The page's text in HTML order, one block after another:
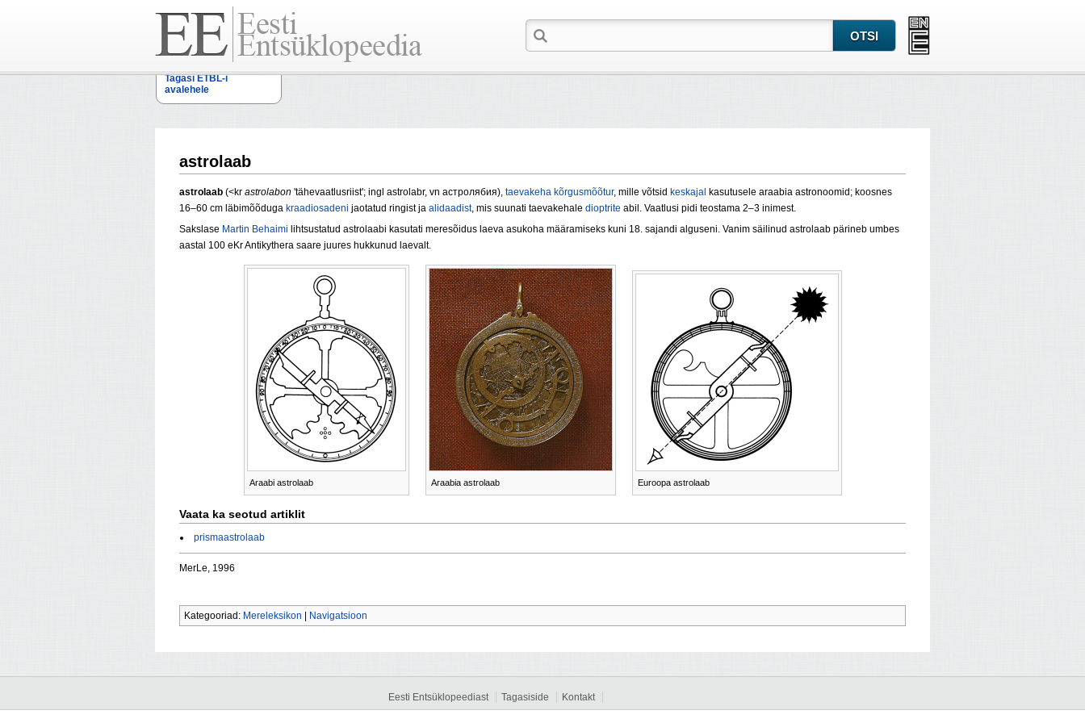
Tagasi ETBL-i
avalehele
astrolaab
astrolaab (<kr astrolabon 'tähevaatlusriist'; ingl astrolabr, vn астролябия), taevakeha kõrgusmõõtur, mille võtsid keskajal kasutusele araabia astronoomid; koosnes
16–60 cm läbimõõduga kraadiosadeni jaotatud ringist ja alidaadist, mis suunati taevakehale dioptrite abil. Vaatlusi pidi teostama 2–3 inimest.
Sakslase Martin Behaimi lihtsustatud astrolaabi kasutati meresõidus laeva asukoha määramiseks kuni 18. sajandi alguseni. Vanim säilinud astrolaab pärineb umbes
aastal 100 eKr Antikythera saare juures hukkunud laevalt.
Araabi astrolaab Araabia astrolaab Euroopa astrolaab
Vaata ka seotud artiklit
prismaastrolaab
MerLe, 1996
Kategooriad: Mereleksikon Navigatsioon
Eesti Entsüklopeediast Tagasiside Kontakt